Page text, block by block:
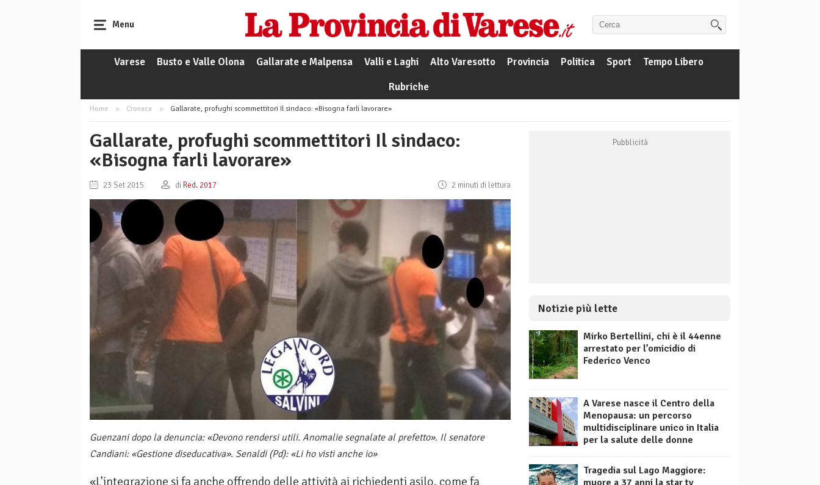
Menu
Varese Busto e Valle Olona Gallarate e Malpensa Valli e Laghi Alto Varesotto Provincia Politica Sport
Tempo Libero
Rubriche
Home Cronaca Gallarate, profughi scommettitori Il sindaco: «Bisogna farli lavorare»
Gallarate, profughi scommettitori Il sindaco:
«Bisogna farli lavorare»
23 Set 2015 di Red. 2017 2 minuti di lettura
Guenzani dopo la denuncia: «Devono rendersi utili. Anomalie segnalate al prefetto». Il senatore
Candiani: «Gestione diseducativa». Senaldi (Pd): «Li ho visti anche io»
«L’integrazione si fa anche offrendo delle attività ai richiedenti asilo, come fa
Notizie più lette
Mirko Bertellini, chi è il 44enne
arrestato per l’omicidio di
Federico Venco
A Varese nasce il Centro della
Menopausa: un percorso
multidisciplinare unico in Italia
per la salute delle donne
Tragedia sul Lago Maggiore: